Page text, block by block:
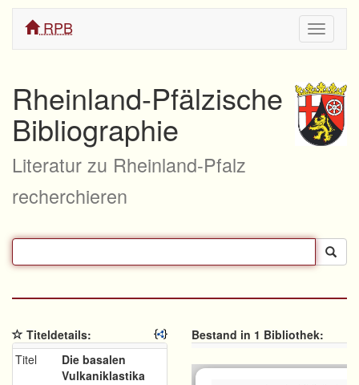
ein/
RPB
Rheinland-Pfälzische
Bibliographie
Literatur zu Rheinland-Pfalz
recherchieren
Titeldetails:
Titel
Die basalen
Vulkaniklastika
Bestand in 1 Bibliothek: